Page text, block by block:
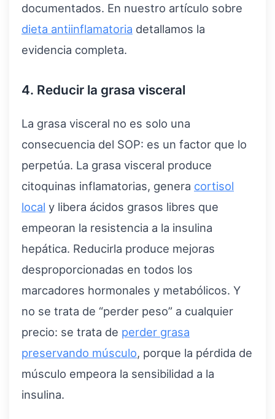
documentados. En nuestro artículo sobre
dieta antiinflamatoria detallamos la
evidencia completa.
4. Reducir la grasa visceral
La grasa visceral no es solo una
consecuencia del SOP: es un factor que lo
perpetúa. La grasa visceral produce
citoquinas inflamatorias, genera cortisol
local y libera ácidos grasos libres que
empeoran la resistencia a la insulina
hepática. Reducirla produce mejoras
desproporcionadas en todos los
marcadores hormonales y metabólicos. Y
no se trata de “perder peso” a cualquier
precio: se trata de perder grasa
preservando músculo, porque la pérdida de
músculo empeora la sensibilidad a la
insulina.